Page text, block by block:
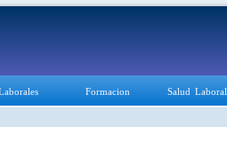
Formacion Salud Laboral